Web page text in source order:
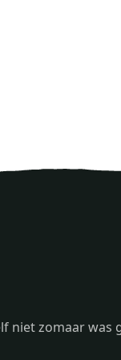
niet zomaar was